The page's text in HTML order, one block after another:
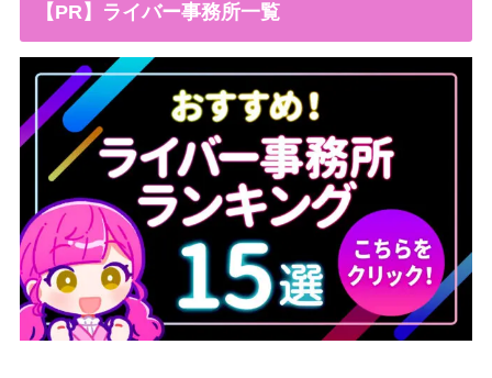
【PR】ライバー事務所一覧